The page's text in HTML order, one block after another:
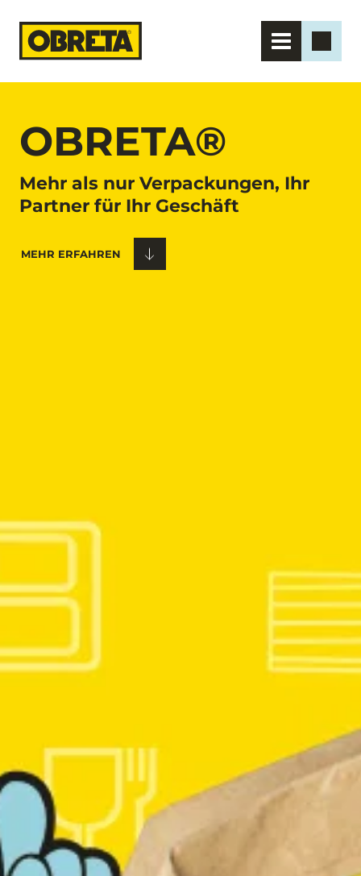
OBRETA®
Mehr als nur Verpackungen, Ihr
Partner für Ihr Geschäft
MEHR ERFAHREN